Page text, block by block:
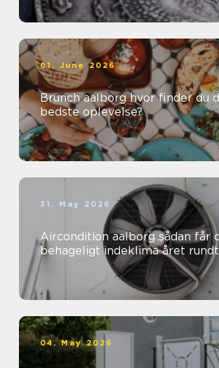
01. June 2026
Brunch aalborg hvor finder du den
bedste oplevelse?
31. May 2026
Aircondition aalborg sådan får du et
behageligt indeklima året rundt
04. May 2026